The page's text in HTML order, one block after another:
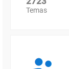
Temas